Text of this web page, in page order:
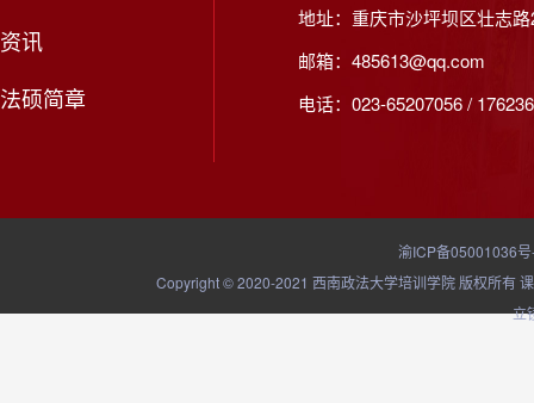
资讯
法硕简章
地址：重庆市沙坪坝区壮志
邮箱：485613@qq.com
电话：023-65207056 /
渝ICP备05001036
Copyright © 2020-2021 西南政法大学培训学院 版权所有
立